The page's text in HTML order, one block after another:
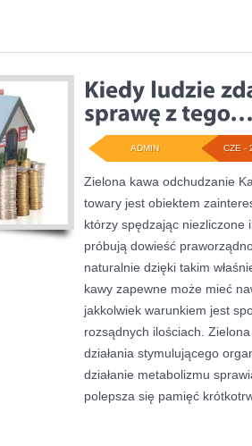
CZE -
ADMIN
Zielona kawa odchudzanie
towary jest obiektem
którzy spędzając niezliczone
próbują dowieść
naturalnie dzięki takim
kawy zapewne może mieć
jakkolwiek warunkiem jest
rozsądnych ilościach.
działania stymulującego
działanie metabolizmu
polepsza się pamięć